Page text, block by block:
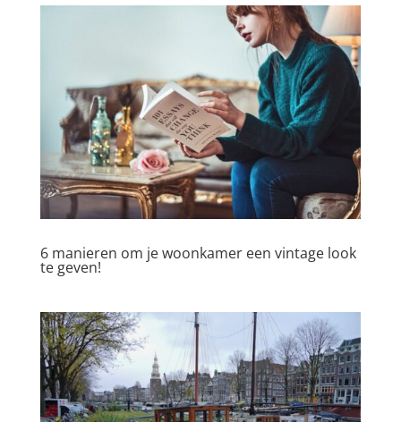
6 manieren om je woonkamer een vintage look
te geven!